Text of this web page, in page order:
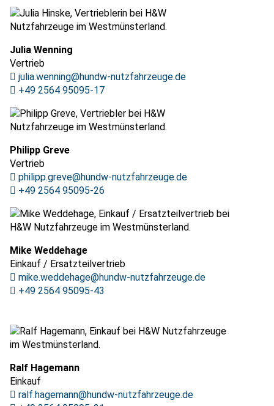
Julia Wenning
Vertrieb
julia.wenning@hundw-nutzfahrzeuge.de
+49 2564 95095-17
Philipp Greve
Vertrieb
philipp.greve@hundw-nutzfahrzeuge.de
+49 2564 95095-26
Mike Weddehage
Einkauf / Ersatzteilvertrieb
mike.weddehage@hundw-nutzfahrzeuge.de
+49 2564 95095-43
Ralf Hagemann
Einkauf
ralf.hagemann@hundw-nutzfahrzeuge.de